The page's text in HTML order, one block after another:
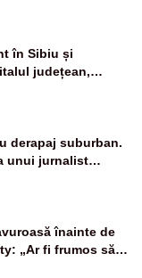
în Sibiu și
județean,
telefonie, grav
derapaj suburban.
unui jurnalist
înainte de
„Ar fi frumos să